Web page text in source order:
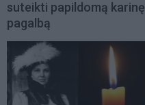
suteikti papildomą karinę
pagalbą